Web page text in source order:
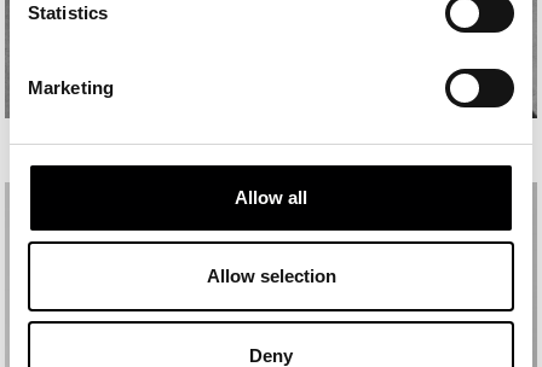
Statistics
Marketing
Allow all
Allow selection
Deny
PALOMA PUJOL